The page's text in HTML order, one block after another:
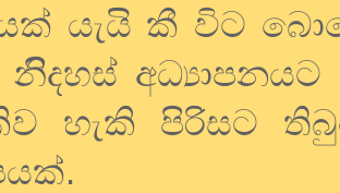
යැයි කී විට
හැකි පිරිසට